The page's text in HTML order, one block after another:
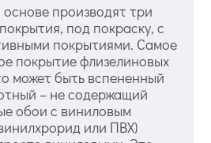
производят три
под покраску, с
покрытиями. Самое
покрытие флизелиновых
может быть вспененный
– не содержащий
обои с виниловым
или ПВХ)